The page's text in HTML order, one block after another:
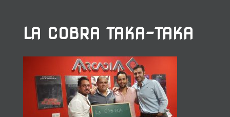
LA COBRA TAKA-TAKA